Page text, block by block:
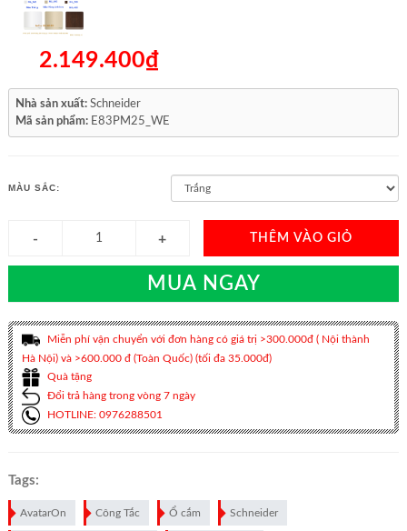
2.149.400₫
Nhà sản xuất: Schneider
Mã sản phẩm: E83PM25_WE
MÀU SẮC:
THÊM VÀO GIỎ
MUA NGAY
Miễn phí vận chuyển với đơn hàng có giá trị >300.000đ ( Nội thành
Hà Nội) và >600.000 đ (Toàn Quốc) (tối đa 35.000đ)
Quà tặng
Đổi trả hàng trong vòng 7 ngày
HOTLINE: 0976288501
Tags:
AvatarOn Công Tắc Ổ cắm Schneider